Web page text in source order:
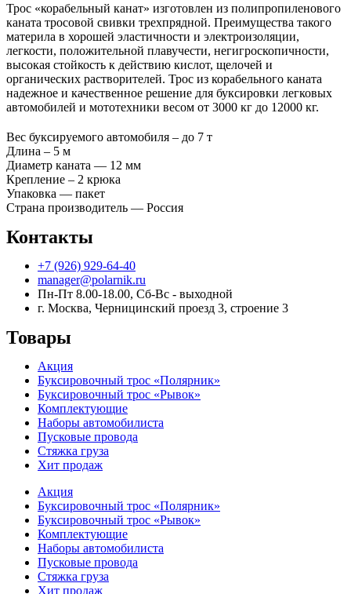
Трос «корабельный канат» изготовлен из полипропиленового
каната тросовой свивки трехпрядной. Преимущества такого
материла в хорошей эластичности и электроизоляции,
легкости, положительной плавучести, негигроскопичности,
высокая стойкость к действию кислот, щелочей и
органических растворителей. Трос из корабельного каната
надежное и качественное решение для буксировки легковых
автомобилей и мототехники весом от 3000 кг до 12000 кг.
Вес буксируемого автомобиля – до 7 т
Длина – 5 м
Диаметр каната — 12 мм
Крепление – 2 крюка
Упаковка — пакет
Страна производитель — Россия
Контакты
+7 (926) 929-64-40
manager@polarnik.ru
Пн-Пт 8.00-18.00, Сб-Вс - выходной
г. Москва, Черницинский проезд 3, строение 3
Товары
Акция
Буксировочный трос «Полярник»
Буксировочный трос «Рывок»
Комплектующие
Наборы автомобилиста
Пусковые провода
Стяжка груза
Хит продаж
Акция
Буксировочный трос «Полярник»
Буксировочный трос «Рывок»
Комплектующие
Наборы автомобилиста
Пусковые провода
Стяжка груза
Хит продаж